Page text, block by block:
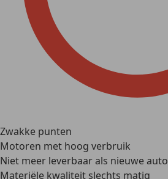
Zwakke punten
Motoren met hoog verbruik
Niet meer leverbaar als nieuwe auto
Materiële kwaliteit slechts matig